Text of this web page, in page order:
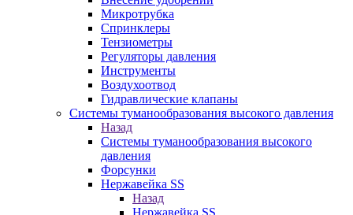
Микротрубка
Спринклеры
Тензиометры
Регуляторы давления
Инструменты
Воздухоотвод
Гидравлические клапаны
Системы туманообразования высокого давления
Назад
Системы туманообразования высокого
давления
Форсунки
Нержавейка SS
Назад
Нержавейка SS